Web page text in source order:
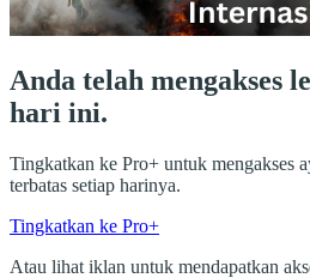
Anda telah mengakses
hari ini.
Tingkatkan ke Pro+ untuk mengakses
terbatas setiap harinya.
Tingkatkan ke Pro+
Atau lihat iklan untuk mendapatkan